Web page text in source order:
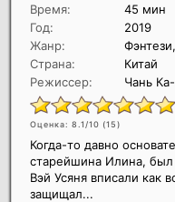
Время:
45 мин
Год:
2019
Жанр:
Страна:
Китай
Режиссер:
Чань
Оценка: 8.1/10 (15)
Когда-то давно
старейшина Илина, был
Вэй Усяня вписали как
защищал...